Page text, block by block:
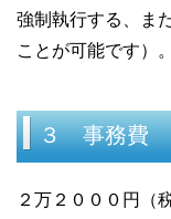
強制執行する、ま
ことが可能です）。
３ 事務費
２万２０００円（